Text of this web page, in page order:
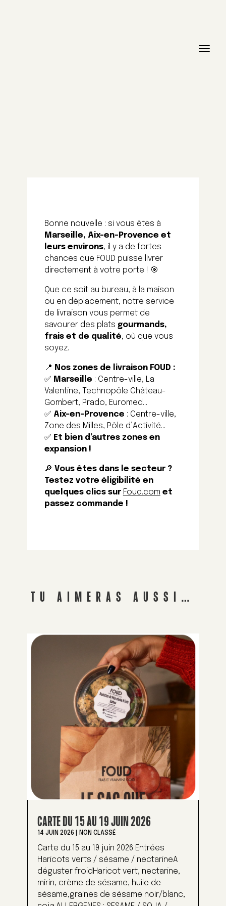
Bonne nouvelle : si vous êtes à
Marseille, Aix-en-Provence et
leurs environs, il y a de fortes
chances que FOUD puisse livrer
directement à votre porte ! 🎯
Que ce soit au bureau, à la maison
ou en déplacement, notre service
de livraison vous permet de
savourer des plats gourmands,
frais et de qualité, où que vous
soyez.
📍 Nos zones de livraison FOUD :
✅ Marseille : Centre-ville, La
Valentine, Technopôle Château-
Gombert, Prado, Euromed…
✅ Aix-en-Provence : Centre-ville,
Zone des Milles, Pôle d’Activité…
✅ Et bien d’autres zones en
expansion !
🔎 Vous êtes dans le secteur ?
Testez votre éligibilité en
quelques clics sur Foud.com et
passez commande !
TU AIMERAS AUSSI…
CARTE DU 15 AU 19 JUIN 2026
14 JUIN 2026 NON CLASSÉ
Carte du 15 au 19 juin 2026 Entrées
Haricots verts / sésame / nectarineA
déguster froidHaricot vert, nectarine,
mirin, crème de sésame, huile de
sésame,graines de sésame noir/blanc,